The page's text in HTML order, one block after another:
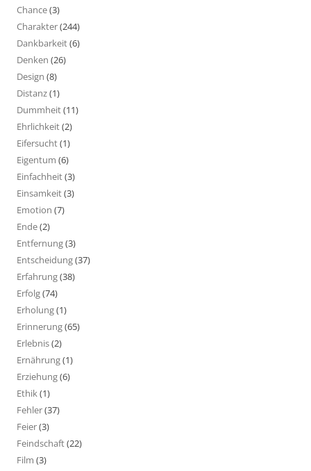
Chance(3)
Charakter(244)
Dankbarkeit(6)
Denken (26)
Design (8)
Distanz(1)
Dummheit(11)
Ehrlichkeit(2)
Eifersucht(1)
Eigentum (6)
Einfachheit(3)
Einsamkeit(3)
Emotion (7)
Ende(2)
Entfernung(3)
Entscheidung(37)
Erfahrung(38)
Erfolg(74)
Erholung(1)
Erinnerung(65)
Erlebnis(2)
Ernährung(1)
Erziehung(6)
Ethik(1)
Fehler(37)
Feier(3)
Feindschaft(22)
Film (3)